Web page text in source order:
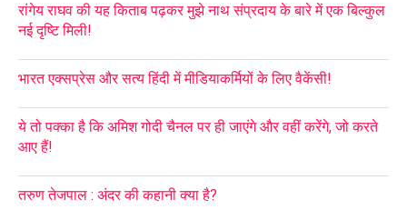
रांगेय राघव की यह किताब पढ़कर मुझे नाथ संप्रदाय के बारे में एक बिल्कुल
नई दृष्टि मिली!
भारत एक्सप्रेस और सत्य हिंदी में मीडियाकर्मियों के लिए वैकेंसी!
ये तो पक्का है कि अमिश गोदी चैनल पर ही जाएंगे और वहीं करेंगे, जो करते
आए हैं!
तरुण तेजपाल : अंदर की कहानी क्या है?